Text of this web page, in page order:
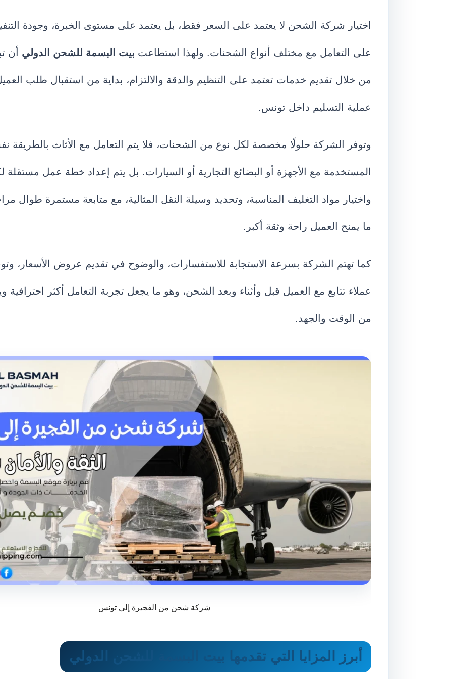
اختيار شركة الشحن لا يعتمد على السعر فقط، بل يعتمد على مستوى الخبرة، وجودة
على التعامل مع مختلف أنواع الشحنات. ولهذا استطاعت بيت البسمة للشحن الدولي أن
من خلال تقديم خدمات تعتمد على التنظيم والدقة والالتزام، بداية من استقبال طلب
عملية التسليم داخل تونس.
وتوفر الشركة حلولًا مخصصة لكل نوع من الشحنات، فلا يتم التعامل مع الأثاث بالطريقة
المستخدمة مع الأجهزة أو البضائع التجارية أو السيارات. بل يتم إعداد خطة عمل مستقلة
واختيار مواد التغليف المناسبة، وتحديد وسيلة النقل المثالية، مع متابعة مستمرة طوال
ما يمنح العميل راحة وثقة أكبر.
كما تهتم الشركة بسرعة الاستجابة للاستفسارات، والوضوح في تقديم عروض الأسعار،
عملاء تتابع مع العميل قبل وأثناء وبعد الشحن، وهو ما يجعل تجربة التعامل أكثر احترافية
من الوقت والجهد.
شركة شحن من الفجيرة إلى تونس
أبرز المزايا التي تقدمها بيت البسمة للشحن الدولي